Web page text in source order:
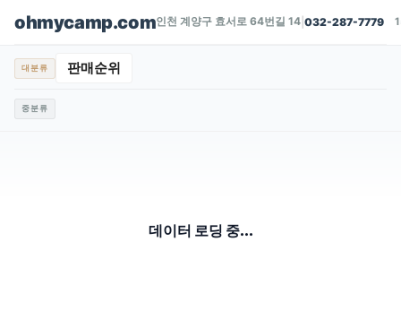
ohmycamp.com인천 계양구 효서로 64번길 14 |032-287-7779
대분류 판매순위
중분류
데이터 로딩 중...